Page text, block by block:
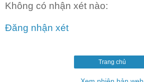
Không có nhận xét nào:
Đăng nhận xét
Trang chủ